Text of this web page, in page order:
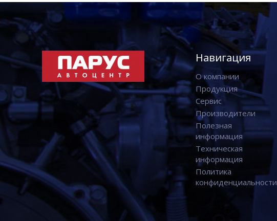
Навигация
О компании
Продукция
Сервис
Производители
Полезная
информация
Техническая
информация
Политика
конфиденциальности